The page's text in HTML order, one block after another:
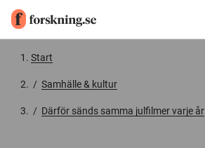
Start
/ Samhälle & kultur
/ Därför sänds samma julfilmer varje år